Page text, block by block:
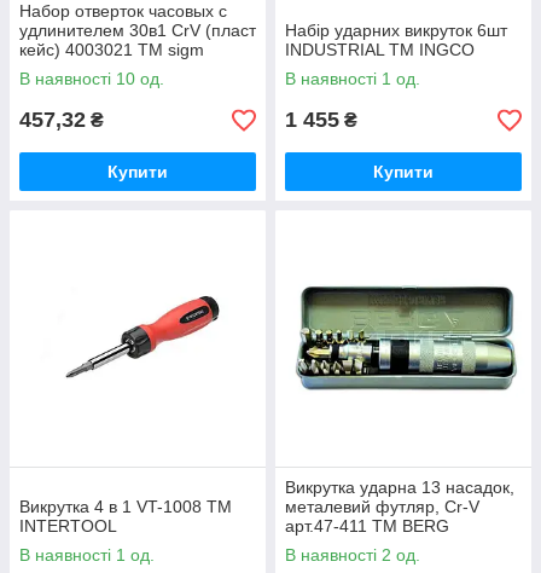
Набор отверток часовых с
удлинителем 30в1 CrV (пласт
кейс) 4003021 ТМ sigm
В наявності 10 од.
457,32 ₴
Купити
Набір ударних викруток 6шт
INDUSTRIAL ТМ INGCO
В наявності 1 од.
1 455 ₴
Купити
Викрутка 4 в 1 VT-1008 ТМ
INTERTOOL
В наявності 1 од.
Викрутка ударна 13 насадок,
металевий футляр, Cr-V
арт.47-411 ТМ BERG
В наявності 2 од.